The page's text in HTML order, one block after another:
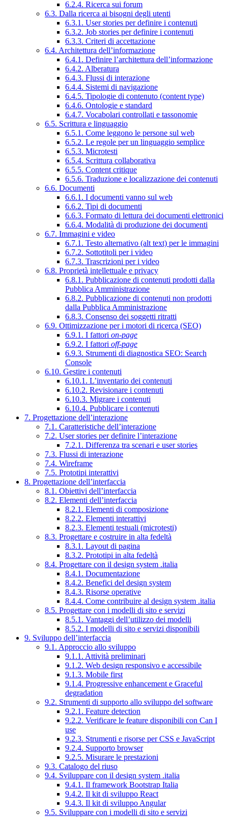
6.2.4. Ricerca sui forum
6.3. Dalla ricerca ai bisogni degli utenti
6.3.1. User stories per definire i contenuti
6.3.2. Job stories per definire i contenuti
6.3.3. Criteri di accettazione
6.4. Architettura dell’informazione
6.4.1. Definire l’architettura dell’informazione
6.4.2. Alberatura
6.4.3. Flussi di interazione
6.4.4. Sistemi di navigazione
6.4.5. Tipologie di contenuto (content type)
6.4.6. Ontologie e standard
6.4.7. Vocabolari controllati e tassonomie
6.5. Scrittura e linguaggio
6.5.1. Come leggono le persone sul web
6.5.2. Le regole per un linguaggio semplice
6.5.3. Microtesti
6.5.4. Scrittura collaborativa
6.5.5. Content critique
6.5.6. Traduzione e localizzazione dei contenuti
6.6. Documenti
6.6.1. I documenti vanno sul web
6.6.2. Tipi di documenti
6.6.3. Formato di lettura dei documenti elettronici
6.6.4. Modalità di produzione dei documenti
6.7. Immagini e video
6.7.1. Testo alternativo (alt text) per le immagini
6.7.2. Sottotitoli per i video
6.7.3. Trascrizioni per i video
6.8. Proprietà intellettuale e privacy
6.8.1. Pubblicazione di contenuti prodotti dalla
Pubblica Amministrazione
6.8.2. Pubblicazione di contenuti non prodotti
dalla Pubblica Amministrazione
6.8.3. Consenso dei soggetti ritratti
6.9. Ottimizzazione per i motori di ricerca (SEO)
6.9.1. I fattori on-page
6.9.2. I fattori off-page
6.9.3. Strumenti di diagnostica SEO: Search
Console
6.10. Gestire i contenuti
6.10.1. L’inventario dei contenuti
6.10.2. Revisionare i contenuti
6.10.3. Migrare i contenuti
6.10.4. Pubblicare i contenuti
7. Progettazione dell’interazione
7.1. Caratteristiche dell’interazione
7.2. User stories per definire l’interazione
7.2.1. Differenza tra scenari e user stories
7.3. Flussi di interazione
7.4. Wireframe
7.5. Prototipi interattivi
8. Progettazione dell’interfaccia
8.1. Obiettivi dell’interfaccia
8.2. Elementi dell’interfaccia
8.2.1. Elementi di composizione
8.2.2. Elementi interattivi
8.2.3. Elementi testuali (microtesti)
8.3. Progettare e costruire in alta fedeltà
8.3.1. Layout di pagina
8.3.2. Prototipi in alta fedeltà
8.4. Progettare con il design system .italia
8.4.1. Documentazione
8.4.2. Benefici del design system
8.4.3. Risorse operative
8.4.4. Come contribuire al design system .italia
8.5. Progettare con i modelli di sito e servizi
8.5.1. Vantaggi dell’utilizzo dei modelli
8.5.2. I modelli di sito e servizi disponibili
9. Sviluppo dell’interfaccia
9.1. Approccio allo sviluppo
9.1.1. Attività preliminari
9.1.2. Web design responsivo e accessibile
9.1.3. Mobile first
9.1.4. Progressive enhancement e Graceful
degradation
9.2. Strumenti di supporto allo sviluppo del software
9.2.1. Feature detection
9.2.2. Verificare le feature disponibili con Can I
use
9.2.3. Strumenti e risorse per CSS e JavaScript
9.2.4. Supporto browser
9.2.5. Misurare le prestazioni
9.3. Catalogo del riuso
9.4. Sviluppare con il design system .italia
9.4.1. Il framework Bootstrap Italia
9.4.2. Il kit di sviluppo React
9.4.3. Il kit di sviluppo Angular
9.5. Sviluppare con i modelli di sito e servizi